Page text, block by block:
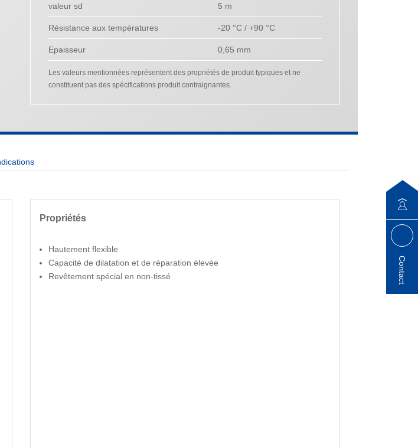
valeur sd 5 m
Résistance aux températures -20 °C / +90 °C
Epaisseur 0,65 mm
Les valeurs mentionnées représentent des propriétés de produit typiques et ne
constituent pas des spécifications produit contraignantes.
Propriétés
Hautement flexible
Capacité de dilatation et de réparation élevée
Revêtement spécial en non-tissé
Contact